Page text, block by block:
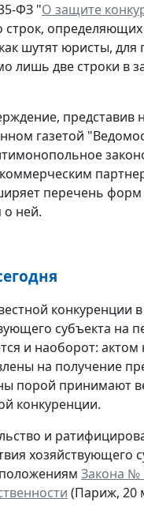
ФЗ "О защите
строк, определяющих
шутят юристы, для
лишь две строки в
представив
газетой
перечень
о ней.
субъекта на
и наоборот:
на получение
порой принимают
конкуренции.
и
Закона №
(Париж, 20